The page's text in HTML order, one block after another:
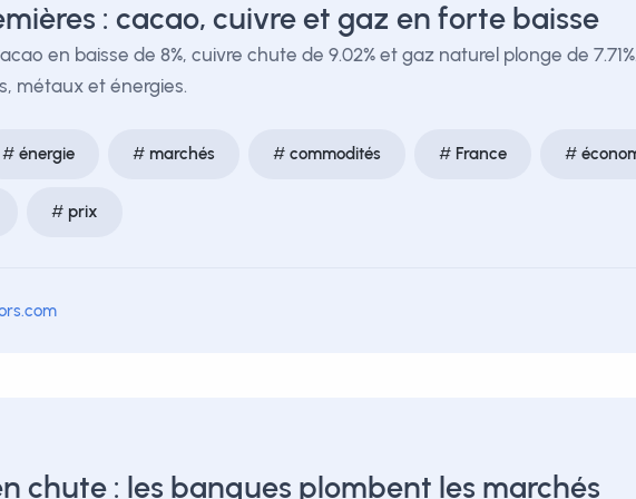
: cacao, cuivre et gaz en forte baisse
en baisse de 8%, cuivre chute de 9.02% et gaz naturel plonge de
métaux et énergies.
énergie marchés commodités France
prix
chute : les banques plombent les marchés